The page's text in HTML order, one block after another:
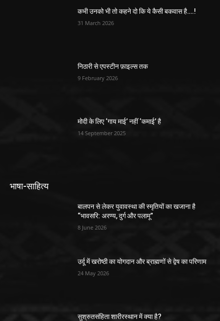
कभी उनको भी तो कहने दो कि ये कैसी बकवास है….!
31 March 2026
निठारी से एपस्टीन फ़ाइल्स तक
9 February 2026
मोदी के लिए ‘गाय माई’ नहीं ‘कमाई’ है
14 September 2025
भाषा-साहित्य
बालपन से लेकर युवावस्था की स्मृतियों का खजाना है
“भावसरि: अरण्य, दुर्ग और पलामू”
8 June 2026
उर्दू में खरोष्ठी का योगदान और ब्राह्मणों से द्वेष का परिणाम
24 May 2026
सुश्रुतसंहिता शारीरस्थान में क्या है?